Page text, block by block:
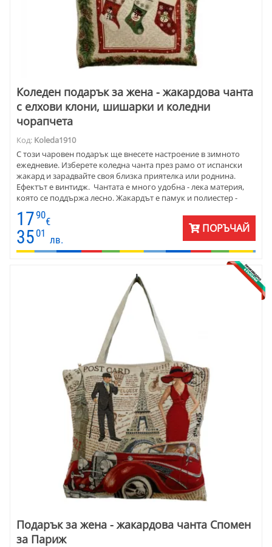
Коледен подарък за жена - жакардова чанта
с елхови клони, шишарки и коледни
чорапчета
Код: Koleda1910
С този чаровен подарък ще внесете настроение в зимното
ежедневие. Изберете коледна чанта през рамо от испански
жакард и зарадвайте своя близка приятелка или роднина.
Ефектът е винтидж. Чантата е много удобна - лека материя,
която се поддържа лесно. Жакардът е памук и полиестер -
устойчив. Трите коледни чорапчета създават настроение.
Широкият бордюр от елхови клонки и шишарки е усмивка
към природата. Коледните чорапчета обещават подаръци за
празника.
1790
€
35 01
лв.
ПОРЪЧАЙ
Подарък за жена - жакардова чанта Спомен
за Париж